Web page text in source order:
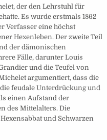
der den Lehrstuhl für
Es wurde erstmals 1862
Verfasser eine höchst
Hexenleben. Der zweite Teil
der dämonischen
Fälle, darunter Louis
und die Teufel von
argumentiert, dass die
feudale Unterdrückung und
einen Aufstand der
des Mittelalters. Die
und Schwarzen